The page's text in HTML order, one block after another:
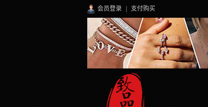
会员登录 支付购买